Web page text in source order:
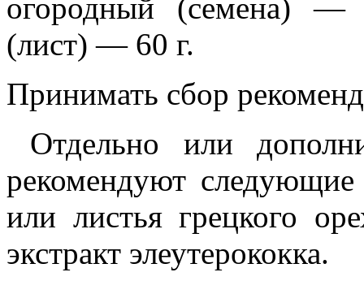
огородный (семена) —
(лист) — 60 г.
Принимать сбор
Отдельно или
рекомендуют
или листья грецкого
экстракт элеутерококка.